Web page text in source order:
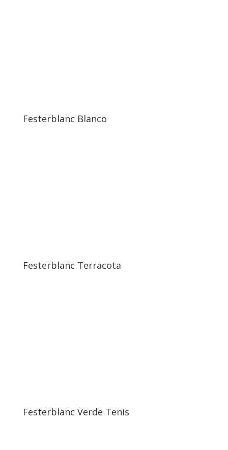
Festerblanc Blanco
Festerblanc Terracota
Festerblanc Verde Tenis